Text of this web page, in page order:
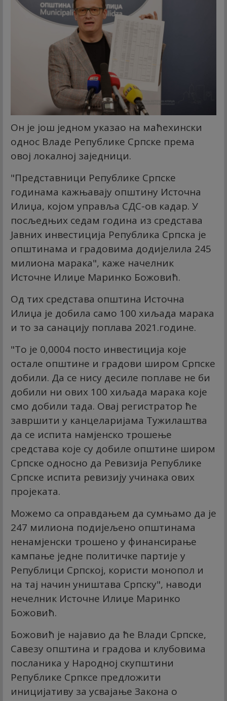
Он је још једном указао на маћехински
однос Владе Републике Српске према
овој локалној заједници.
"Представници Републике Српске
годинама кажњавају општину Источна
Илиџа, којом управља СДС-ов кадар. У
посљедњих седам година из средстава
Јавних инвестиција Република Српска је
општинама и градовима додијелила 245
милиона марака", каже начелник
Источне Илиџе Маринко Божовић.
Од тих средстава општина Источна
Илиџа је добила само 100 хиљада марака
и то за санацију поплава 2021.године.
"То је 0,0004 посто инвестиција које
остале општине и градови широм Српске
добили. Да се нису десиле поплаве не би
добили ни ових 100 хиљада марака које
смо добили тада. Овај регистратор ће
завршити у канцеларијама Тужилаштва
да се испита намјенско трошење
средстава које су добиле општине широм
Српске односно да Ревизија Републике
Српске испита ревизију учинака ових
пројеката.
Можемо са оправдањем да сумњамо да је
247 милиона подијељено општинама
ненамјенски трошено у финансирање
кампање једне политичке партије у
Републици Српској, користи монопол и
на тај начин уништава Српску", наводи
нечелник Источне Илиџе Маринко
Божовић.
Божовић је најавио да ће Влади Српске,
Савезу општина и градова и клубовима
посланика у Народној скупштини
Републике Српксе предложити
иницијативу за усвајање Закона о